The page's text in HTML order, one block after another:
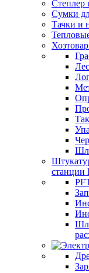
Степлер
Сумки
Тачки и
станции